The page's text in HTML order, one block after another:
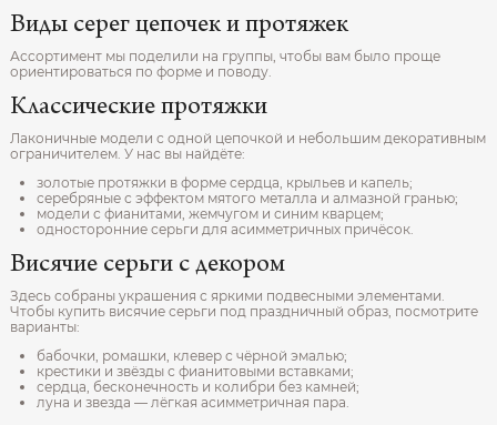
Виды серег цепочек и протяжек
Ассортимент мы поделили на группы, чтобы вам было проще
ориентироваться по форме и поводу.
Классические протяжки
Лаконичные модели с одной цепочкой и небольшим декоративным
ограничителем. У нас вы найдёте:
золотые протяжки в форме сердца, крыльев и капель;
серебряные с эффектом мятого металла и алмазной гранью;
модели с фианитами, жемчугом и синим кварцем;
односторонние серьги для асимметричных причёсок.
Висячие серьги с декором
Здесь собраны украшения с яркими подвесными элементами.
Чтобы купить висячие серьги под праздничный образ, посмотрите
варианты:
бабочки, ромашки, клевер с чёрной эмалью;
крестики и звёзды с фианитовыми вставками;
сердца, бесконечность и колибри без камней;
луна и звезда — лёгкая асимметричная пара.